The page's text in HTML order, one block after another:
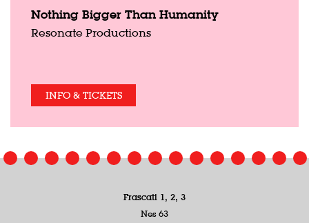
Nothing Bigger Than Humanity
Resonate Productions
INFO & TICKETS
Frascati 1, 2, 3
Nes 63